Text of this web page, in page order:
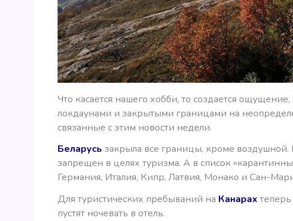
Что касается нашего хобби, то создается
локдаунами и закрытыми границами на
связанные с этим новости недели.
Беларусь закрыла все границы, кроме
запрещен в целях туризма. А в список
Германия, Италия, Кипр, Латвия, Монако и Сан-
Для туристических пребываний на Канарах
пустят ночевать в отель.